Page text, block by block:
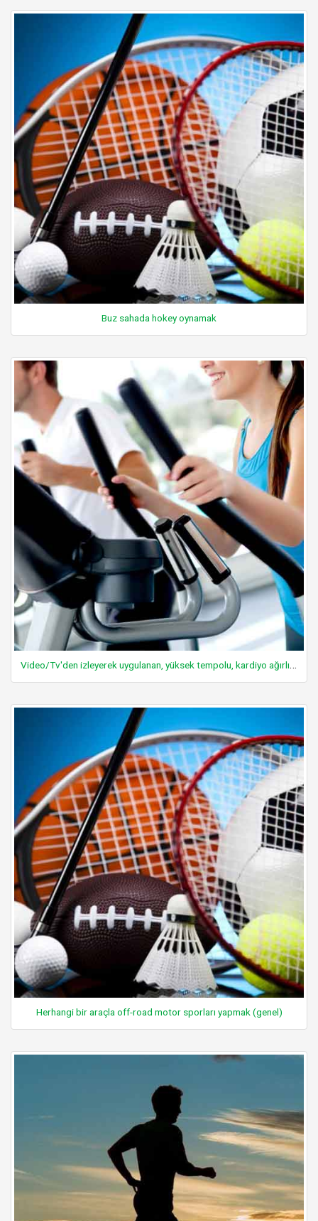
Buz sahada hokey oynamak
Video/Tv'den izleyerek uygulanan, yüksek tempolu, kardiyo ağırlıklı egzersizler yapmak
Herhangi bir araçla off-road motor sporları yapmak (genel)